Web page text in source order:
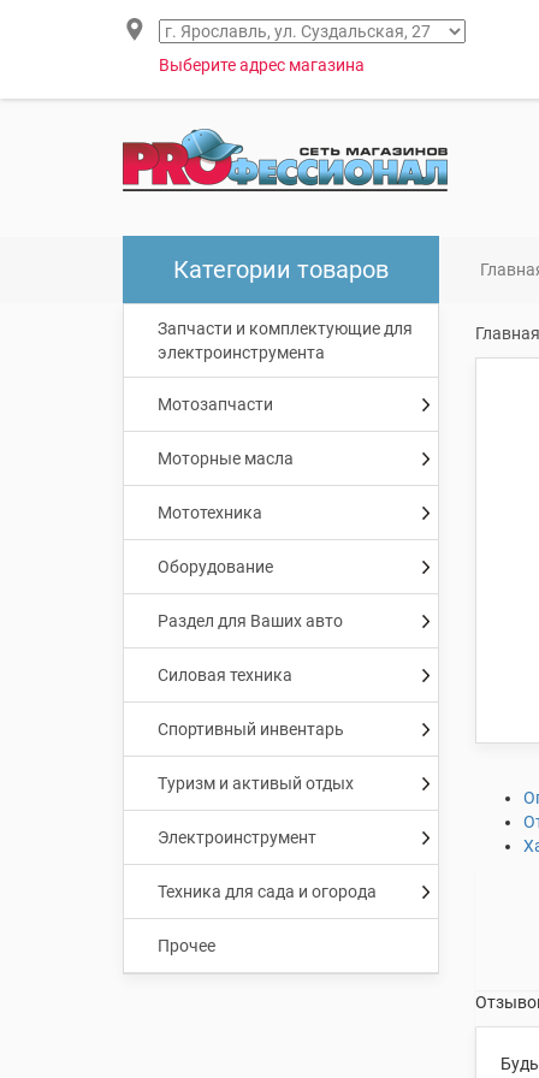
Выберите адрес магазина
Категории товаров
Запчасти и комплектующие для
электроинструмента
Мотозапчасти
Моторные масла
Мототехника
Оборудование
Раздел для Ваших авто
Силовая техника
Спортивный инвентарь
Туризм и активый отдых
Электроинструмент
Техника для сада и огорода
Прочее
Главная